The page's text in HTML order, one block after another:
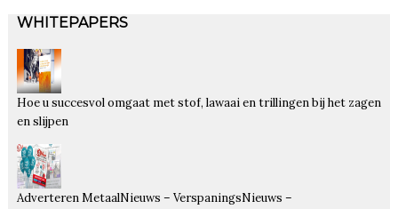
WHITEPAPERS
Hoe u succesvol omgaat met stof, lawaai en trillingen bij het zagen
en slijpen
Adverteren MetaalNieuws – VerspaningsNieuws –